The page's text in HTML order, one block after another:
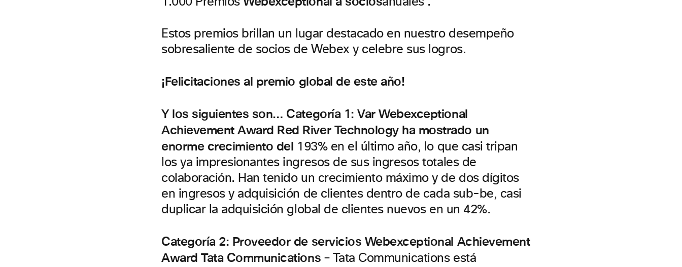
Estos premios brillan un lugar destacado en nuestro desempeño
sobresaliente de socios de Webex y celebre sus logros.
¡Felicitaciones al premio global de este año!
Y los siguientes son… Categoría 1: Var Webexceptional
Achievement Award Red River Technology ha mostrado un
enorme crecimiento del 193% en el último año, lo que casi tripan
los ya impresionantes ingresos de sus ingresos totales de
colaboración. Han tenido un crecimiento máximo y de dos dígitos
en ingresos y adquisición de clientes dentro de cada sub-be, casi
duplicar la adquisición global de clientes nuevos en un 42%.
Categoría 2: Proveedor de servicios Webexceptional Achievement
Award Tata Communications – Tata Communications está